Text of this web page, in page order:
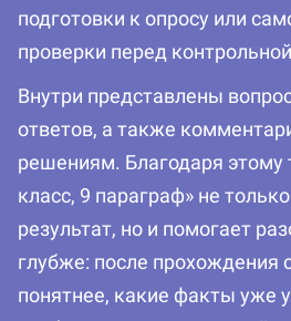
подготовки к опросу или
проверки перед
Внутри представлены
ответов, а также
решениям. Благодаря этому
класс, 9 параграф» не
результат, но и помогает
глубже: после прохождения
понятнее, какие факты уже